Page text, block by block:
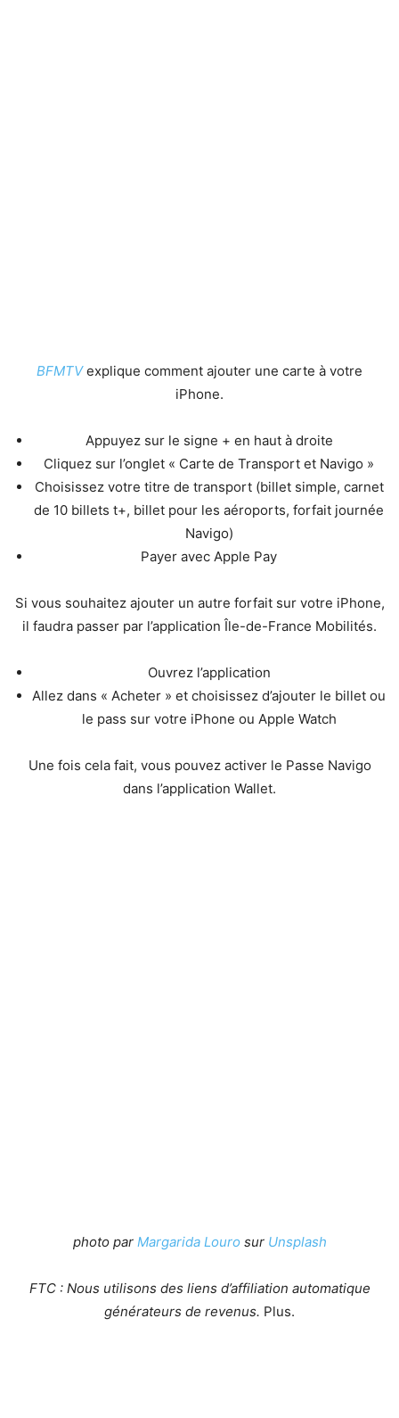
BFMTV explique comment ajouter une carte à votre
iPhone.
Appuyez sur le signe + en haut à droite
Cliquez sur l’onglet « Carte de Transport et Navigo »
Choisissez votre titre de transport (billet simple, carnet
de 10 billets t+, billet pour les aéroports, forfait journée
Navigo)
Payer avec Apple Pay
Si vous souhaitez ajouter un autre forfait sur votre iPhone,
il faudra passer par l’application Île-de-France Mobilités.
Ouvrez l’application
Allez dans « Acheter » et choisissez d’ajouter le billet ou
le pass sur votre iPhone ou Apple Watch
Une fois cela fait, vous pouvez activer le Passe Navigo
dans l’application Wallet.
photo par Margarida Lourosur Unsplash
FTC : Nous utilisons des liens d’affiliation automatique
générateurs de revenus. Plus.